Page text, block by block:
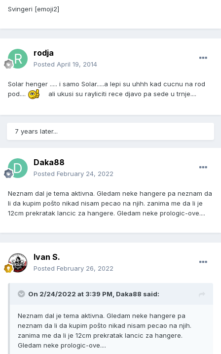
Svingeri [emoji2]
rodja
Posted April 19, 2014
Solar henger ..... i samo Solar.....a lepi su uhhh kad cucnu na rod
pod....
ali ukusi su rayliciti rece djavo pa sede u trnje....
7 years later...
Daka88
Posted February 24, 2022
Neznam dal je tema aktivna. Gledam neke hangere pa neznam da
li da kupim pošto nikad nisam pecao na njih. zanima me da li je
12cm prekratak lancic za hangere. Gledam neke prologic-ove....
Ivan S.
Posted February 26, 2022
On 2/24/2022 at 3:39 PM, Daka88 said:
Neznam dal je tema aktivna. Gledam neke hangere pa
neznam da li da kupim pošto nikad nisam pecao na njih.
zanima me da li je 12cm prekratak lancic za hangere.
Gledam neke prologic-ove....